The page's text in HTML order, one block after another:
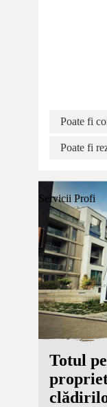
Poate fi
Poate fi
Servicii Profi
Totul